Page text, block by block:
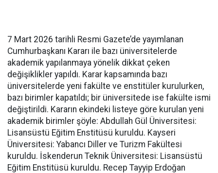
7 Mart 2026 tarihli Resmi Gazete’de yayımlanan
Cumhurbaşkanı Kararı ile bazı üniversitelerde
akademik yapılanmaya yönelik dikkat çeken
değişiklikler yapıldı. Karar kapsamında bazı
üniversitelerde yeni fakülte ve enstitüler kurulurken,
bazı birimler kapatıldı; bir üniversitede ise fakülte ismi
değiştirildi. Kararın ekindeki listeye göre kurulan yeni
akademik birimler şöyle: Abdullah Gül Üniversitesi:
Lisansüstü Eğitim Enstitüsü kuruldu. Kayseri
Üniversitesi: Yabancı Diller ve Turizm Fakültesi
kuruldu. İskenderun Teknik Üniversitesi: Lisansüstü
Eğitim Enstitüsü kuruldu. Recep Tayyip Erdoğan